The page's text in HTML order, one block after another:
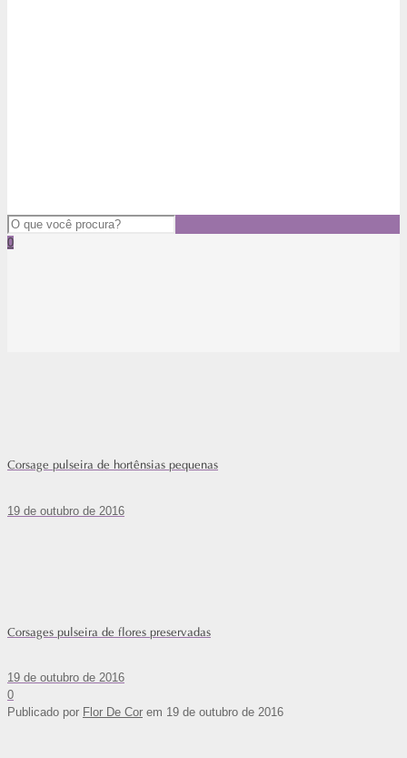
0
Corsage pulseira de hortênsias pequenas
19 de outubro de 2016
Corsages pulseira de flores preservadas
19 de outubro de 2016
0
Publicado por Flor De Cor em 19 de outubro de 2016